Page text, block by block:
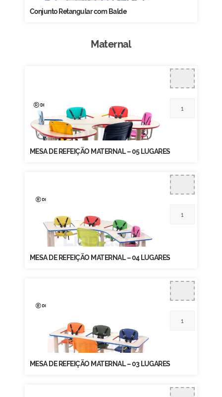
Conjunto Retangular com Balde
Maternal
MESA DE REFEIÇÃO MATERNAL – 05 LUGARES
MESA DE REFEIÇÃO MATERNAL – 04 LUGARES
MESA DE REFEIÇÃO MATERNAL – 03 LUGARES